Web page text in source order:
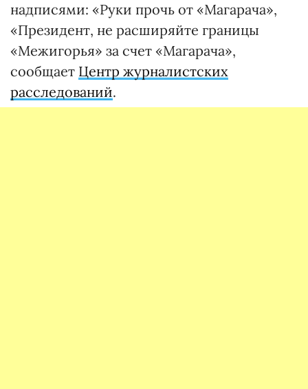
надписями: «Руки прочь от «Магарача»,
«Президент, не расширяйте границы
«Межигорья» за счет «Магарача»,
сообщает Центр журналистских
расследований.